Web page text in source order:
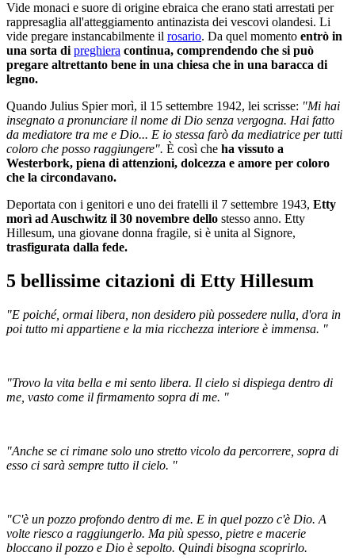
Vide monaci e suore di origine ebraica che erano stati arrestati per
rappresaglia all'atteggiamento antinazista dei vescovi olandesi. Li
vide pregare instancabilmente il rosario. Da quel momento entrò in
una sorta di preghiera continua, comprendendo che si può
pregare altrettanto bene in una chiesa che in una baracca di
legno.
Quando Julius Spier morì, il 15 settembre 1942, lei scrisse: "Mi hai
insegnato a pronunciare il nome di Dio senza vergogna. Hai fatto
da mediatore tra me e Dio... E io stessa farò da mediatrice per tutti
coloro che posso raggiungere". È così che ha vissuto a
Westerbork, piena di attenzioni, dolcezza e amore per coloro
che la circondavano.
Deportata con i genitori e uno dei fratelli il 7 settembre 1943, Etty
morì ad Auschwitz il 30 novembre dello stesso anno. Etty
Hillesum, una giovane donna fragile, si è unita al Signore,
trasfigurata dalla fede.
5 bellissime citazioni di Etty Hillesum
"E poiché, ormai libera, non desidero più possedere nulla, d'ora in
poi tutto mi appartiene e la mia ricchezza interiore è immensa. "
"Trovo la vita bella e mi sento libera. Il cielo si dispiega dentro di
me, vasto come il firmamento sopra di me. "
"Anche se ci rimane solo uno stretto vicolo da percorrere, sopra di
esso ci sarà sempre tutto il cielo. "
"C'è un pozzo profondo dentro di me. E in quel pozzo c'è Dio. A
volte riesco a raggiungerlo. Ma più spesso, pietre e macerie
bloccano il pozzo e Dio è sepolto. Quindi bisogna scoprirlo.